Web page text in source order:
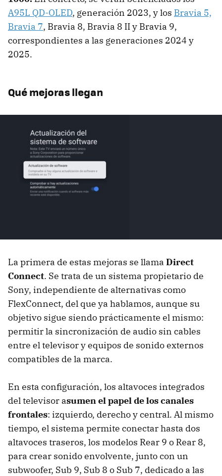
A95L QD-OLED, generación 2023, y los Bravia 5,
Bravia 7, Bravia 8, Bravia 8 II y Bravia 9,
correspondientes a las generaciones 2024 y
2025.
Qué mejoras llegan
La primera de estas mejoras se llama Direct
Connect. Se trata de un sistema propietario de
Sony, independiente de alternativas como
FlexConnect, del que ya hablamos, aunque su
objetivo sigue siendo prácticamente el mismo:
permitir la sincronización de audio sin cables
entre el televisor y equipos de sonido externos
compatibles de la marca.
En esta configuración, los altavoces integrados
del televisor asumen el papel de los canales
frontales: izquierdo, derecho y central. Al mismo
tiempo, el sistema permite conectar hasta dos
altavoces traseros, los modelos Rear 9 o Rear 8,
para crear sonido envolvente, junto con un
subwoofer, Sub 9, Sub 8 o Sub 7, dedicado a las